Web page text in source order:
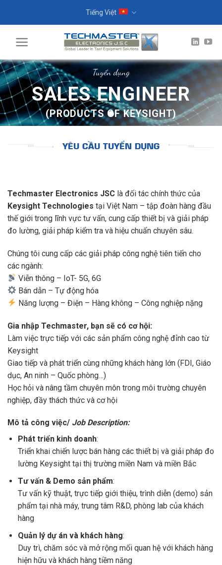
Tiếng Việt
Tuyển dụng
SALES ENGINEER
(PRODUCTS OF KEYSIGHT)
YÊU CẦU TUYỂN DỤNG
Techmaster Electronics JSC là đối tác chính thức của
Keysight Technologies tại Việt Nam – tập đoàn hàng đầu
thế giới trong lĩnh vực tư vấn, cung cấp thiết bị và giải pháp
đo lường, giải pháp kiểm tra và hiệu chuẩn chuyên sâu.
Chúng tôi cung cấp các giải pháp công nghệ tiên tiến cho
các ngành:
Viễn thông – IoT- 5G, 6G
Bán dẫn – Tự động hóa
Năng lượng – Điện – Hàng không – Công nghiệp nặng
Gia nhập Techmaster, bạn sẽ có cơ hội:
Làm việc trực tiếp với các sản phẩm công nghệ đỉnh cao từ
Keysight
Giao tiếp và phát triển cùng những khách hàng lớn (FDI, Giáo
dục, An ninh – Quốc phòng…)
Học hỏi và nâng tầm chuyên môn trong môi trường chuyên
nghiệp, đầy thách thức và cơ hội
Mô tả công việc/ Job Description:
Phát triển kinh doanh:
Triển khai chiến lược bán hàng các thiết bị và giải pháp đo
lường Keysight tại thị trường miền Nam và miền Bắc
Tư vấn & Demo sản phẩm:
Tư vấn kỹ thuật, trực tiếp giới thiệu, trình diễn (demo) sản
phẩm tại nhà máy, trung tâm R&D, phòng lab của khách
hàng
Quản lý dự án và khách hàng:
Duy trì, chăm sóc và mở rộng mối quan hệ với khách hàng
hiện hữu và khách hàng tiềm năng